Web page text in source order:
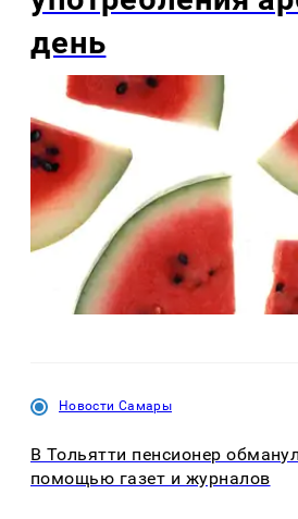
день
Новости Самары
В Тольятти пенсионер
помощью газет и журналов